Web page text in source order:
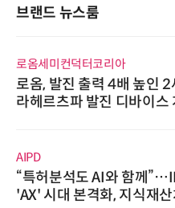
브랜드 뉴스룸
로옴세미컨덕터코리아
로옴, 발진 출력 4배 높인 2
라헤르츠파 발진 디바이스
AIPD
“특허분석도 AI와 함께
'AX' 시대 본격화, 지식재